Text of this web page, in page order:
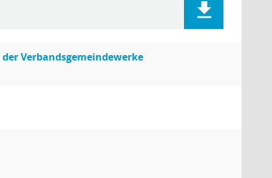
Verbandsgemeindewerke